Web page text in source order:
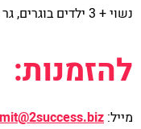
נשוי + 3 ילדים בוגרים, גר ברקפת שבגליל.
להזמנות:
מייל: